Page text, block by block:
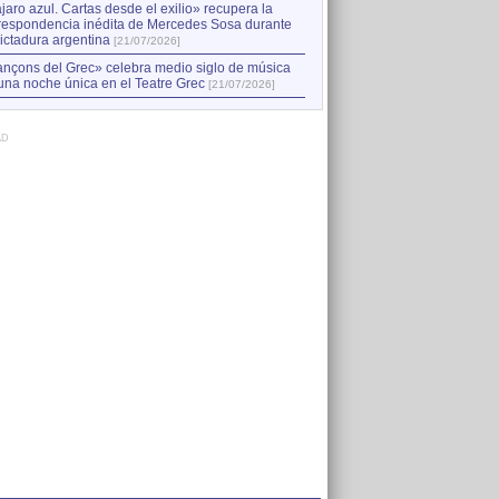
azul. Cartas desde el exilio» recupera la
inédita de Mercedes Sosa durante
argentina [21/07/2026]
del Grec» celebra medio siglo de música
noche única en el Teatre Grec [21/07/2026]